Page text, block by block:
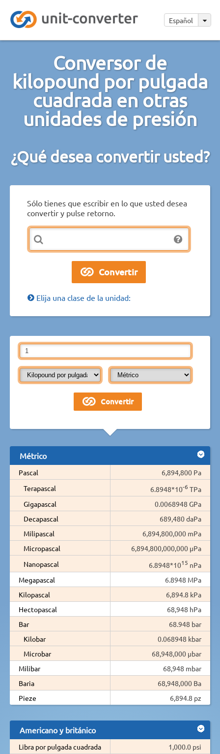
Español
Conversor de
kilopound por pulgada
cuadrada en otras
unidades de presión
¿Qué desea convertir usted?
Sólo tienes que escribir en lo que usted desea
convertir y pulse retorno.
Elija una clase de la unidad:
Métrico
Pascal
6,894,800 Pa
Terapascal
6.8948*10-6 TPa
Gigapascal
0.0068948 GPa
Decapascal
689,480 daPa
Milipascal
6,894,800,000 mPa
Micropascal
6,894,800,000,000 µPa
Nanopascal
6.8948*1015 nPa
Megapascal
6.8948 MPa
Kilopascal
6,894.8 kPa
Hectopascal
68,948 hPa
Bar
68.948 bar
Kilobar
0.068948 kbar
Microbar
68,948,000 µbar
Milibar
68,948 mbar
Baria
68,948,000 Ba
Pieze
6,894.8 pz
Americano y británico
Libra por pulgada cuadrada
1,000.0 psi